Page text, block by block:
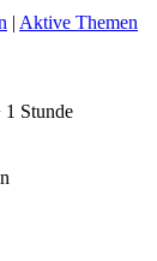
| Aktive Themen
Stunde